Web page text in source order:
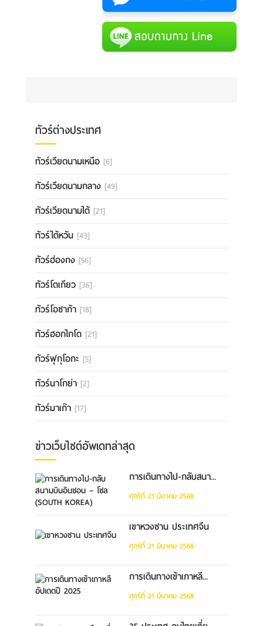
ทัวร์ต่างประเทศ
ทัวร์เวียดนามเหนือ [6]
ทัวร์เวียดนามกลาง [49]
ทัวร์เวียดนามใต้ [21]
ทัวร์ไต้หวัน [43]
ทัวร์ฮ่องกง [56]
ทัวร์โตเกียว [36]
ทัวร์โอซาก้า [18]
ทัวร์ฮอกไกโด [21]
ทัวร์ฟุกุโอกะ [5]
ทัวร์นาโกย่า [2]
ทัวร์มาเก๊า [17]
ข่าวเว็บไซต์อัพเดทล่าสุด
การเดินทางไป-กลับสนา...
ศุกร์ที่ 21 มีนาคม 2568
เขาหวงซาน ประเทศจีน
ศุกร์ที่ 21 มีนาคม 2568
การเดินทางเข้าเกาหลี...
ศุกร์ที่ 21 มีนาคม 2568